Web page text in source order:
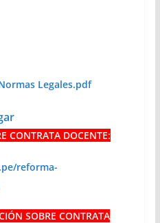
Legales.pdf
CONTRATA DOCENTE:
reforma-
SOBRE CONTRATA